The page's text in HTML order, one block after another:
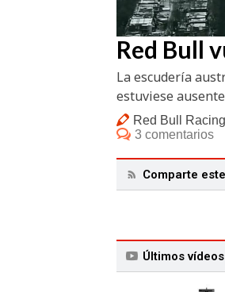
Red Bull
La escudería
estuviese
Red Bull Racing
3 comentarios
Comparte
Últimos vídeos